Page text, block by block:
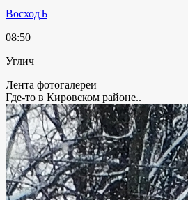
ВосходЪ
08:50
Углич
Лента фотогалереи
Где-то в Кировском районе..